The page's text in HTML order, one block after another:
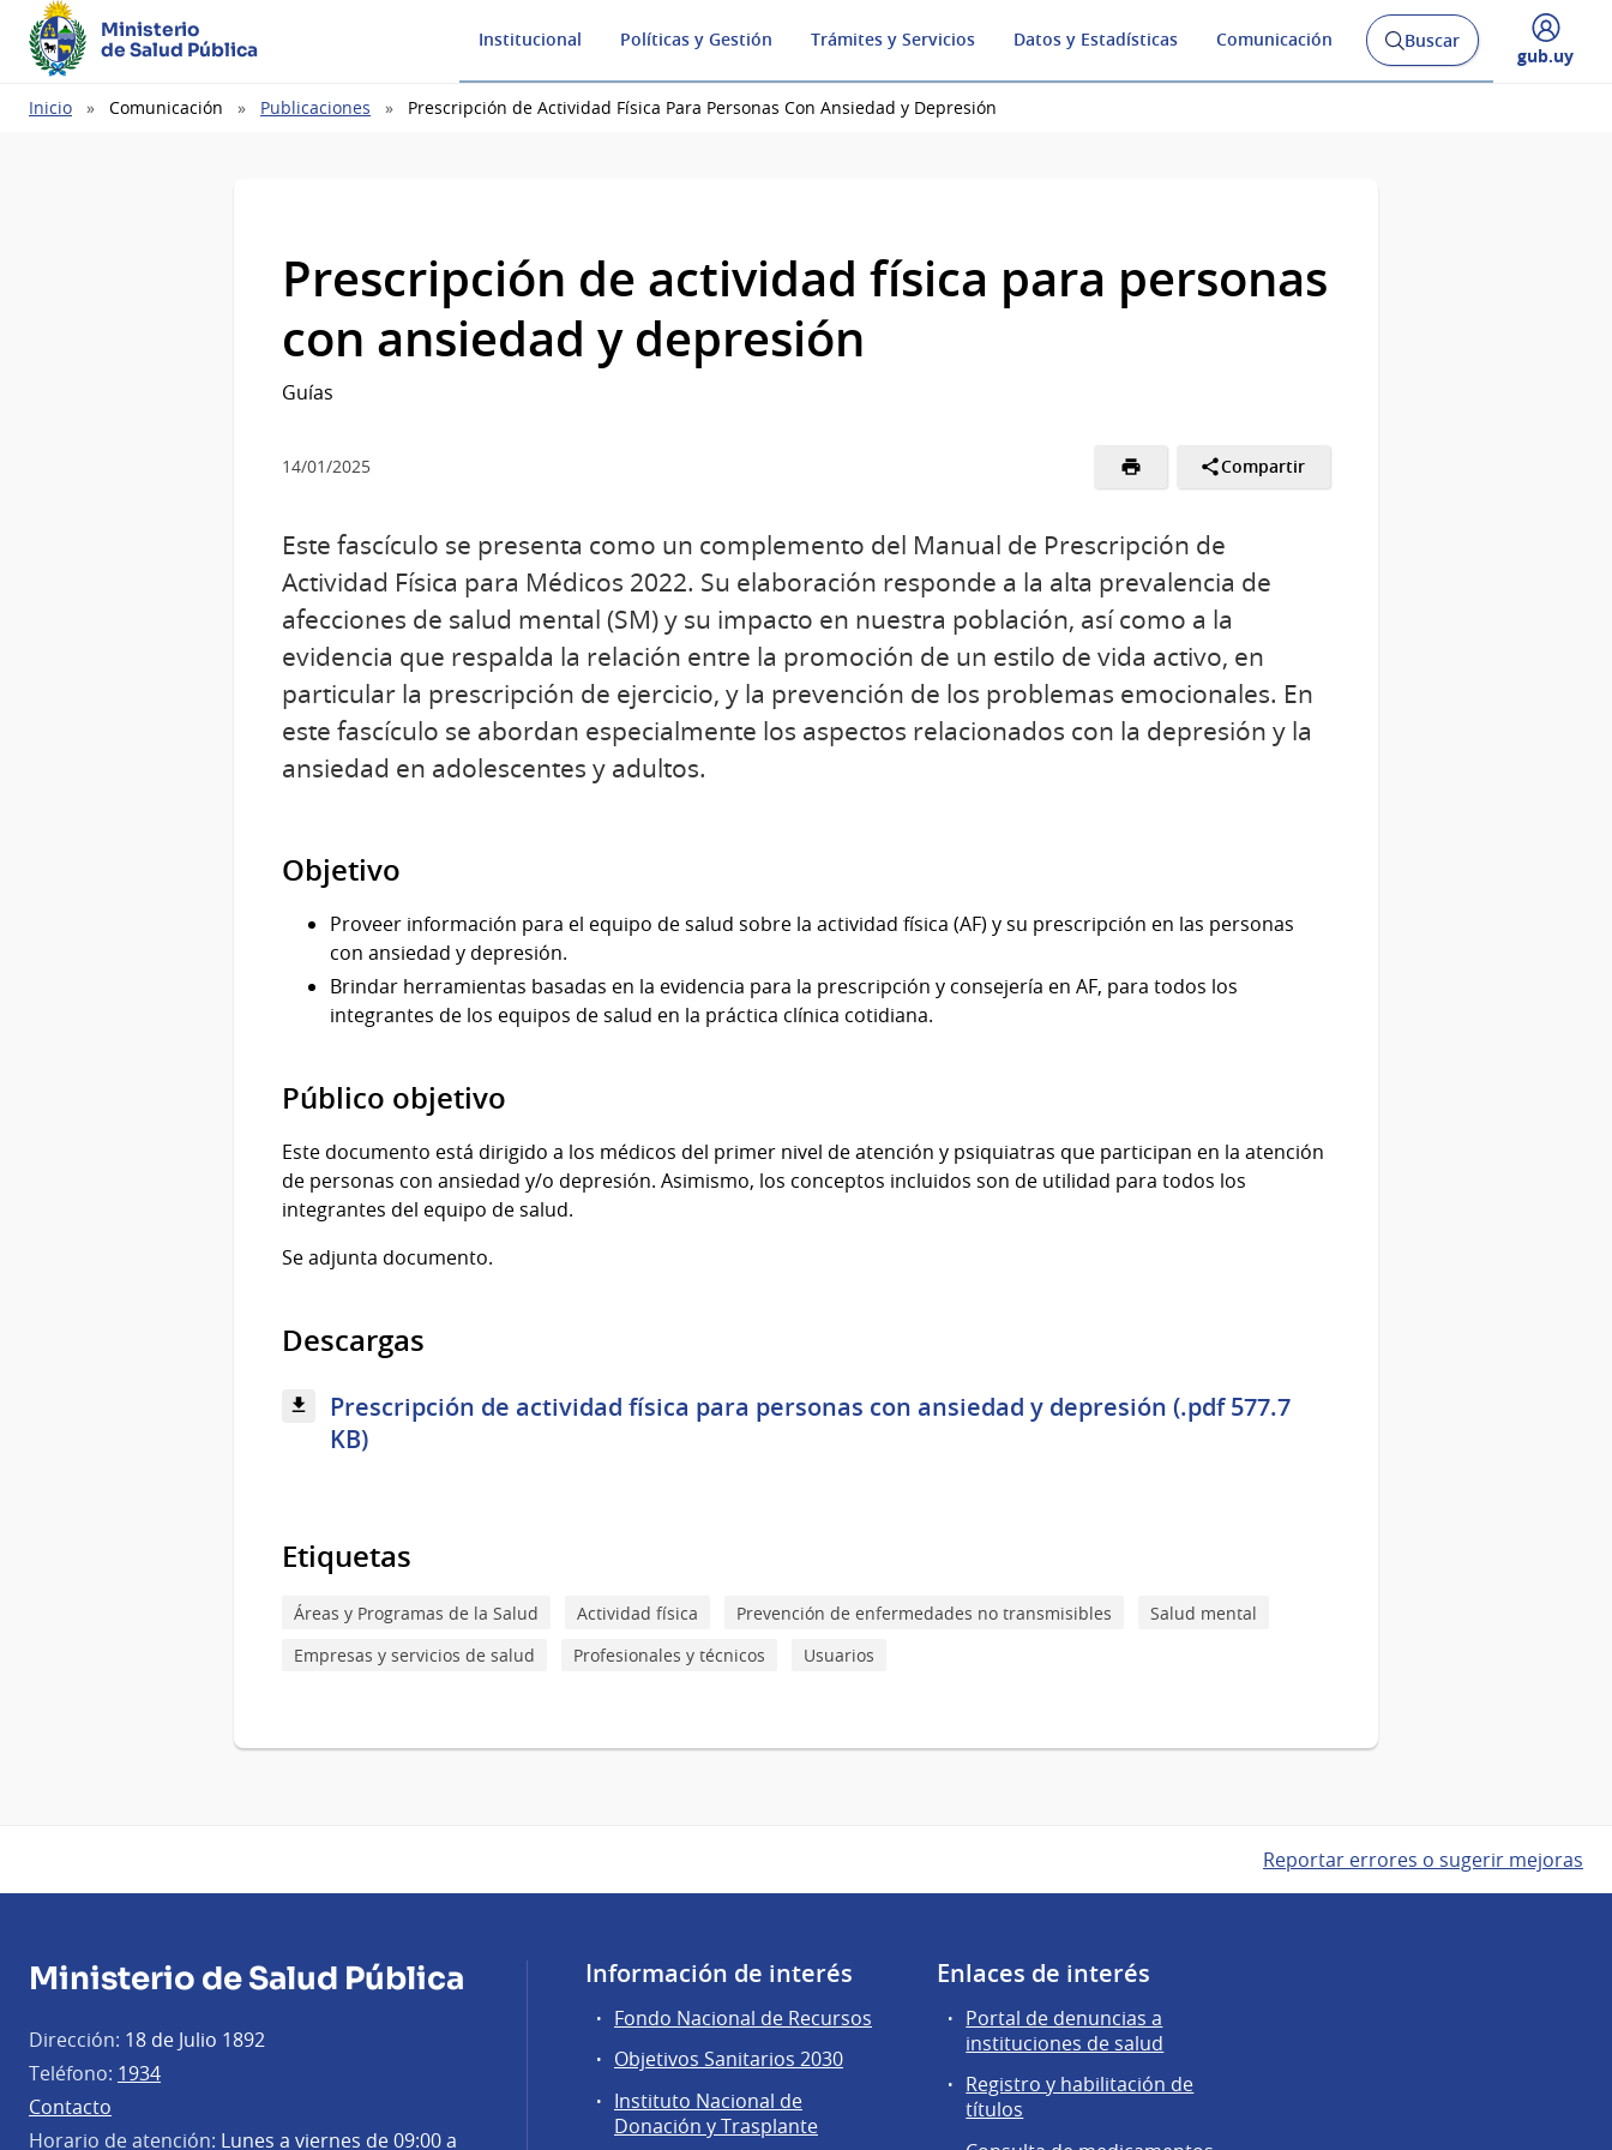
Ministerio
de Salud Pública
Institucional Políticas y Gestión Trámites y Servicios Datos y Estadísticas Comunicación
Abrir
buscador
Buscar
Desplegar
gub.uy
Ruta
Inicio Comunicación Publicaciones Prescripción de Actividad Física Para Personas Con Ansiedad y Depresión
Prescripción de actividad física para personas
con ansiedad y depresión
Guías
14/01/2025 Compartir
Este fascículo se presenta como un complemento del Manual de Prescripción de
Actividad Física para Médicos 2022. Su elaboración responde a la alta prevalencia de
afecciones de salud mental (SM) y su impacto en nuestra población, así como a la
evidencia que respalda la relación entre la promoción de un estilo de vida activo, en
particular la prescripción de ejercicio, y la prevención de los problemas emocionales. En
este fascículo se abordan especialmente los aspectos relacionados con la depresión y la
ansiedad en adolescentes y adultos.
Objetivo
Proveer información para el equipo de salud sobre la actividad física (AF) y su prescripción en las personas
con ansiedad y depresión.
Brindar herramientas basadas en la evidencia para la prescripción y consejería en AF, para todos los
integrantes de los equipos de salud en la práctica clínica cotidiana.
Público objetivo
Este documento está dirigido a los médicos del primer nivel de atención y psiquiatras que participan en la atención
de personas con ansiedad y/o depresión. Asimismo, los conceptos incluidos son de utilidad para todos los
integrantes del equipo de salud.
Se adjunta documento.
Descargas
Prescripción de actividad física para personas con ansiedad y depresión (.pdf 577.7
KB)
Etiquetas
Áreas y Programas de la Salud Actividad física Prevención de enfermedades no transmisibles
Salud mental
Empresas y servicios de salud
Profesionales y técnicos Usuarios
Reportar errores o sugerir mejoras
Ministerio de Salud Pública
Dirección: 18 de Julio 1892
Teléfono: 1934
Contacto
Horario de atención: Lunes a viernes de 09:00 a
Información de interés
Fondo Nacional de Recursos
Objetivos Sanitarios 2030
Instituto Nacional de
Donación y Trasplante
Enlaces de interés
Portal de denuncias a
instituciones de salud
Registro y habilitación de
títulos